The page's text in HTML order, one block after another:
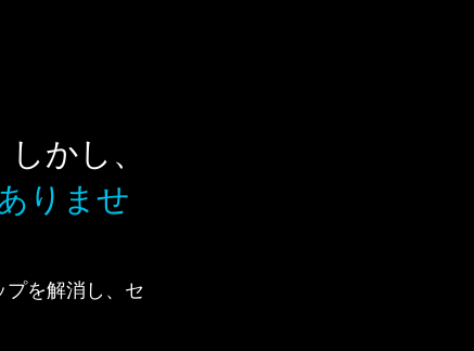
かし、
りませ
を解消し、セ